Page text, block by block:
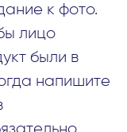
к фото.
лицо
были в
напишите